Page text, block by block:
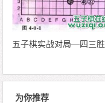
五子棋实战对局—四三胜
为你推荐